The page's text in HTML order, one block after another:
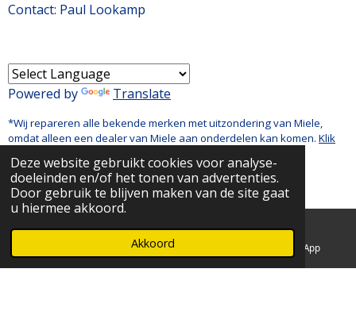
Deze website gebruikt cookies voor analyse-
doeleinden en/of het tonen van advertenties.
Door gebruik te blijven maken van de site gaat
u hiermee akkoord.
Akkoord
Contact: Paul Lookamp
Powered by Translate
*Wij repareren alle bekende merken met uitzondering van Miele,
omdat alleen een dealer van Miele aan onderdelen kan komen. Klik
© 2018 -2026PRB Reparatie
Telefoonnummer WhatsApp